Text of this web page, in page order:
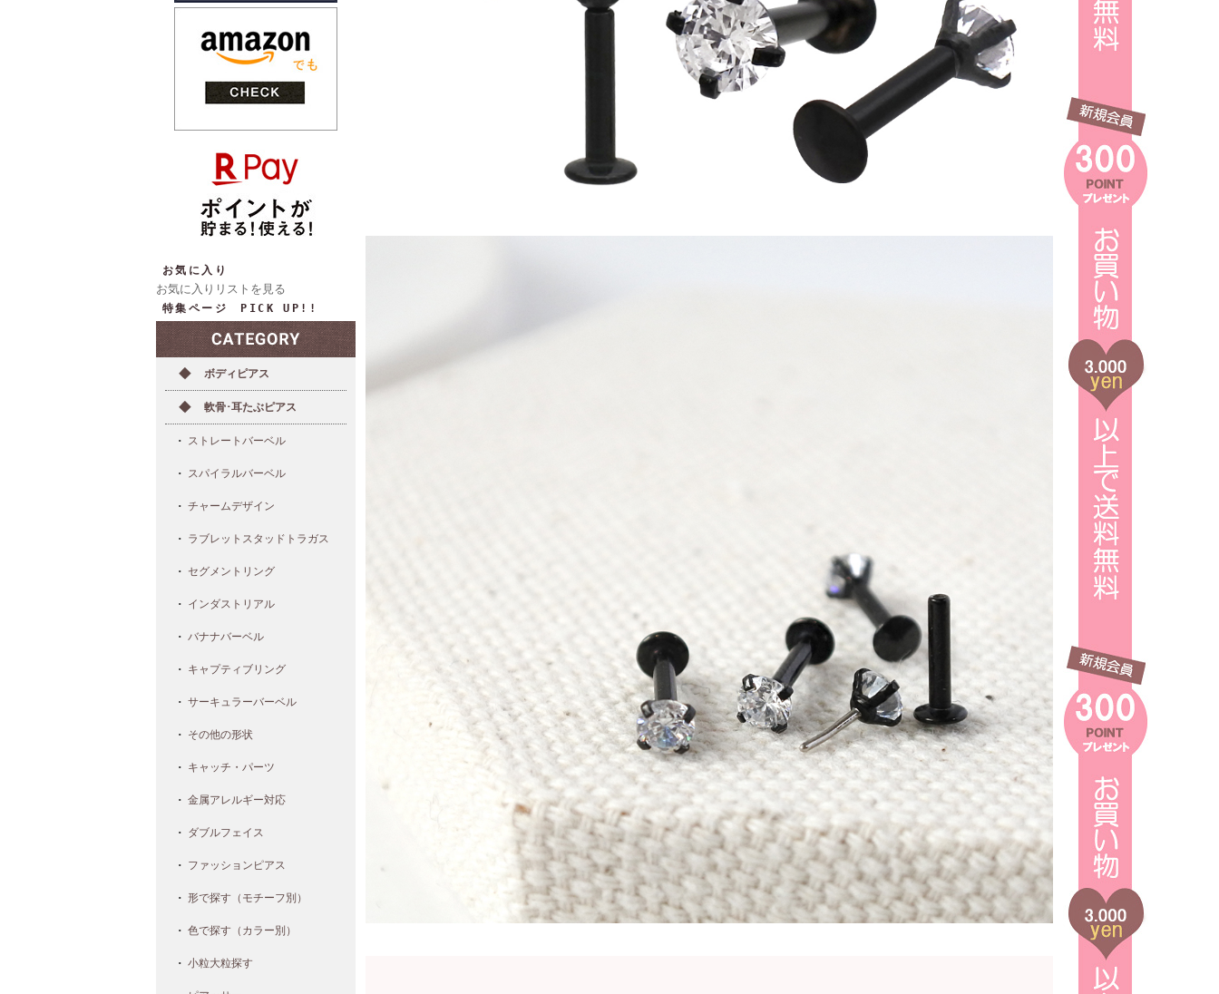
お気に入り
お気に入りリストを見る
特集ページ PICK UP!!
ボディピアス
軟骨･耳たぶピアス
ストレートバーベル
スパイラルバーベル
チャームデザイン
ラブレットスタッドトラガス
セグメントリング
インダストリアル
バナナバーベル
キャプティブリング
サーキュラーバーベル
その他の形状
キャッチ・パーツ
金属アレルギー対応
ダブルフェイス
ファッションピアス
形で探す（モチーフ別）
色で探す（カラー別）
小粒大粒探す